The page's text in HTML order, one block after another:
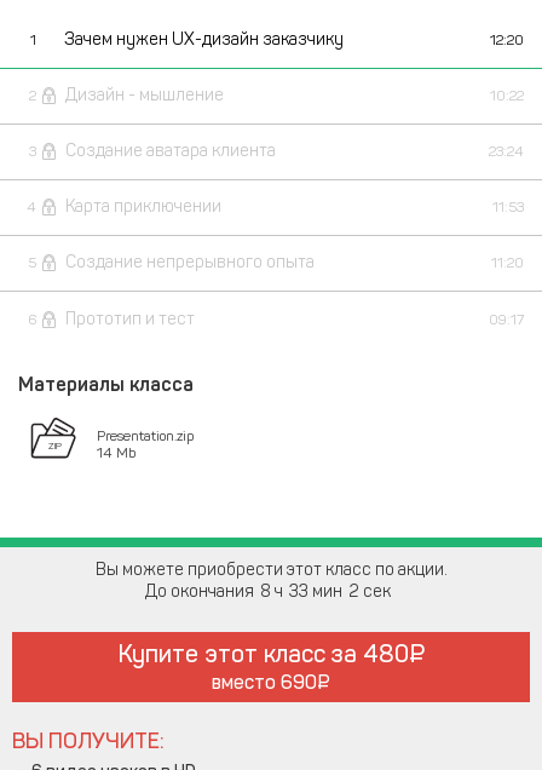
1 Зачем нужен UX-дизайн заказчику 12:20
2 Дизайн - мышление 10:22
3 Создание аватара клиента 23:24
4 Карта приключении 11:53
5 Создание непрерывного опыта 11:20
6 Прототип и тест 09:17
Материалы класса
Presentation.zip
14 Mb
Вы можете приобрести этот класс по акции.
До окончания 8 33 2
Купите этот класс за 480
вместо 690
ВЫ ПОЛУЧИТЕ: